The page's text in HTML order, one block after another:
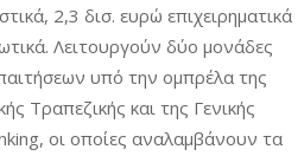
2,3 δισ. ευρώ επιχειρηματικά
Λειτουργούν δύο μονάδες
υπό την ομπρέλα της
Τραπεζικής και της Γενικής
οι οποίες αναλαμβάνουν τα